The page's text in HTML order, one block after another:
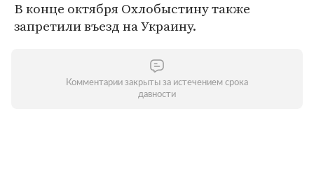
В конце октября Охлобыстину также
запретили въезд на Украину.
Комментарии закрыты за истечением срока
давности